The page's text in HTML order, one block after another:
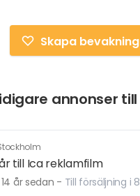
Skapa bevakning
annonser
till Ica reklamfilm
år sedan - Till försäljning i